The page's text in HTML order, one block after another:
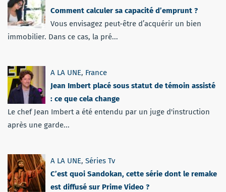
Comment calculer sa capacité d’emprunt ?
Vous envisagez peut-être d’acquérir un bien
immobilier. Dans ce cas, la pré...
A LA UNE, France
Jean Imbert placé sous statut de témoin assisté
: ce que cela change
Le chef Jean Imbert a été entendu par un juge d'instruction
après une garde...
A LA UNE, Séries Tv
C’est quoi Sandokan, cette série dont le remake
est diffusé sur Prime Video ?